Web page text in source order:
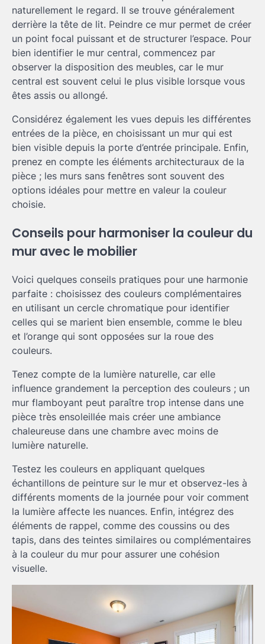
naturellement le regard. Il se trouve généralement
derrière la tête de lit. Peindre ce mur permet de créer
un point focal puissant et de structurer l’espace. Pour
bien identifier le mur central, commencez par
observer la disposition des meubles, car le mur
central est souvent celui le plus visible lorsque vous
êtes assis ou allongé.
Considérez également les vues depuis les différentes
entrées de la pièce, en choisissant un mur qui est
bien visible depuis la porte d’entrée principale. Enfin,
prenez en compte les éléments architecturaux de la
pièce ; les murs sans fenêtres sont souvent des
options idéales pour mettre en valeur la couleur
choisie.
Conseils pour harmoniser la couleur du
mur avec le mobilier
Voici quelques conseils pratiques pour une harmonie
parfaite : choisissez des couleurs complémentaires
en utilisant un cercle chromatique pour identifier
celles qui se marient bien ensemble, comme le bleu
et l’orange qui sont opposées sur la roue des
couleurs.
Tenez compte de la lumière naturelle, car elle
influence grandement la perception des couleurs ; un
mur flamboyant peut paraître trop intense dans une
pièce très ensoleillée mais créer une ambiance
chaleureuse dans une chambre avec moins de
lumière naturelle.
Testez les couleurs en appliquant quelques
échantillons de peinture sur le mur et observez-les à
différents moments de la journée pour voir comment
la lumière affecte les nuances. Enfin, intégrez des
éléments de rappel, comme des coussins ou des
tapis, dans des teintes similaires ou complémentaires
à la couleur du mur pour assurer une cohésion
visuelle.